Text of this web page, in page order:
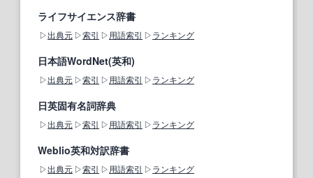
ライフサイエンス辞書
出典元 索引 用語索引 ランキング
日本語WordNet(英和)
出典元 索引 用語索引 ランキング
日英固有名詞辞典
出典元 索引 用語索引 ランキング
Weblio英和対訳辞書
出典元 索引 用語索引 ランキング